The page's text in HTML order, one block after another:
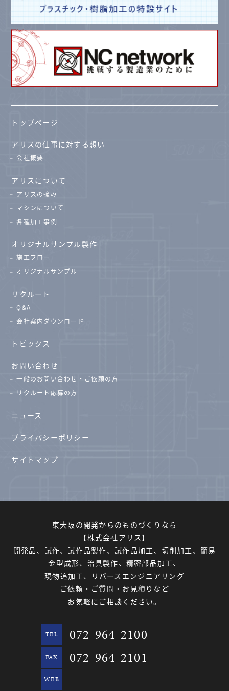
トップページ
アリスの仕事に対する想い
会社概要
アリスについて
アリスの強み
マシンについて
各種加工事例
オリジナルサンプル製作
施工フロー
オリジナルサンプル
リクルート
Q&A
会社案内ダウンロード
トピックス
お問い合わせ
一般のお問い合わせ・ご依頼の方
リクルート応募の方
ニュース
プライバシーポリシー
サイトマップ
東大阪の開発からのものづくりなら
【株式会社アリス】
開発品、試作、試作品製作、試作品加工、切削加工、簡易
金型成形、治具製作、精密部品加工、
現物追加工、リバースエンジニアリング
ご依頼・ご質問・お見積りなど
お気軽にご相談ください。
TEL 072-964-2100
FAX 072-964-2101
WEB